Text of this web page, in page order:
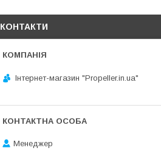
КОНТАКТИ
Інтернет-магазин "Propeller.in.ua"
Менеджер